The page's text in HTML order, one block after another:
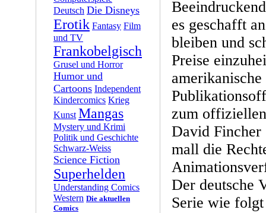
Deutsch Die Disneys
Erotik Fantasy Film
und TV
Frankobelgisch
Grusel und Horror
Humor und
Cartoons Independent
Kindercomics Krieg
Kunst Mangas
Mystery und Krimi
Politik und Geschichte
Schwarz-Weiss
Science Fiction
Superhelden
Understanding Comics
Western Die aktuellen
Comics
es geschafft
bleiben und
Preise
zum
David Fincher
mall die
Der deutsche
Serie wie folgt